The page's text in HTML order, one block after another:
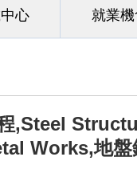
心 就業機
,Steel
Works,地盤